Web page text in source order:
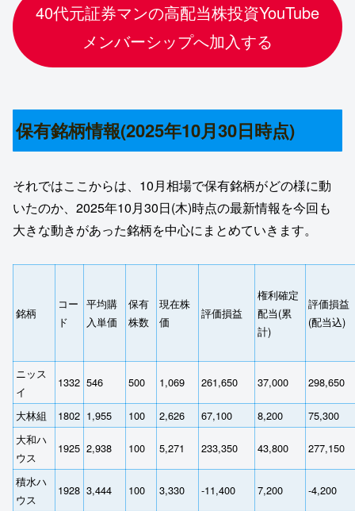
40代元証券マンの高配当株投資YouTube
メンバーシップへ加入する
保有銘柄情報(2025年10月30日時点)
それではここからは、10月相場で保有銘柄がどの様に動
いたのか、2025年10月30日(木)時点の最新情報を今回も
大きな動きがあった銘柄を中心にまとめていきます。
銘柄
コー
ド
平均購
入単価
保有
株数
現在株
価
評価損益
権利確定
配当(累
計)
評価損益
(配当込)
ニッス
イ
1332 546 500 1,069 261,650 37,000 298,650
大林組 1802 1,955 100 2,626 67,100 8,200
75,300
大和ハ
ウス
1925 2,938 100 5,271 233,350 43,800 277,150
積水ハ
ウス
1928 3,444 100 3,330 -11,400 7,200 -4,200